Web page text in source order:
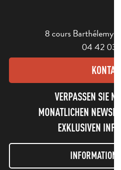
8 cours Barthélemy -
04 42 03
KONTAKT
VERPASSEN SIE
MONATLICHEN
EXKLUSIVEN